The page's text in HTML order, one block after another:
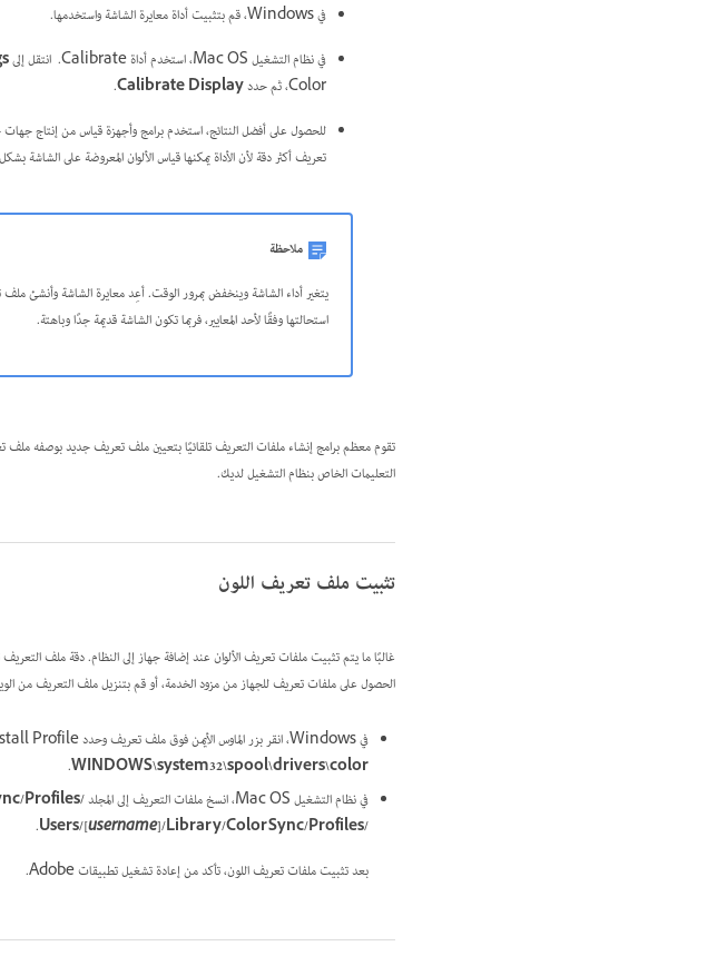
في Windows، قم بتثبيت أداة معايرة الشاشة واستخدمها.
في نظام التشغيل Mac OS، استخدم أداة Calibrate. انتقل إلى System
Color، ثم حدد
Calibrate Display
.
للحصول على أفضل النتائج، استخدم برامج وأجهزة قياس من إنتاج
تعريف أكثر دقة لأن الأداة يمكنها قياس الألوان المعروضة على الشاشة
ملاحظة
يتغير أداء الشاشة وينخفض بمرور الوقت. أعِد معايرة الشاشة وأنشئ
استحالتها وفقًا لأحد المعايير، فربما تكون الشاشة قديمة جدًا وباهتة.
تقوم معظم برامج إنشاء ملفات التعريف تلقائيًا بتعيين ملف تعريف جديد بوصفه
التعليمات الخاص بنظام التشغيل لديك.
تثبيت ملف تعريف اللون
غالبًا ما يتم تثبيت ملفات تعريف الألوان عند إضافة جهاز إلى النظام. دقة ملف
الحصول على ملفات تعريف للجهاز من مزود الخدمة، أو قم بتنزيل ملف التعريف من
في Windows، انقر بزر الماوس الأيمن فوق ملف تعريف وحدد Install Profile. أو انسخ ملفات التعريف إلى المجلد
WINDOWS\system32\spool\drivers\color
.
في نظام التشغيل Mac OS، انسخ ملفات التعريف إلى المجلد
/Library/ColorSync/Profiles
/Users/[
username]/Library/ColorSync/Profiles
.
بعد تثبيت ملفات تعريف اللون، تأكد من إعادة تشغيل تطبيقات Adobe.